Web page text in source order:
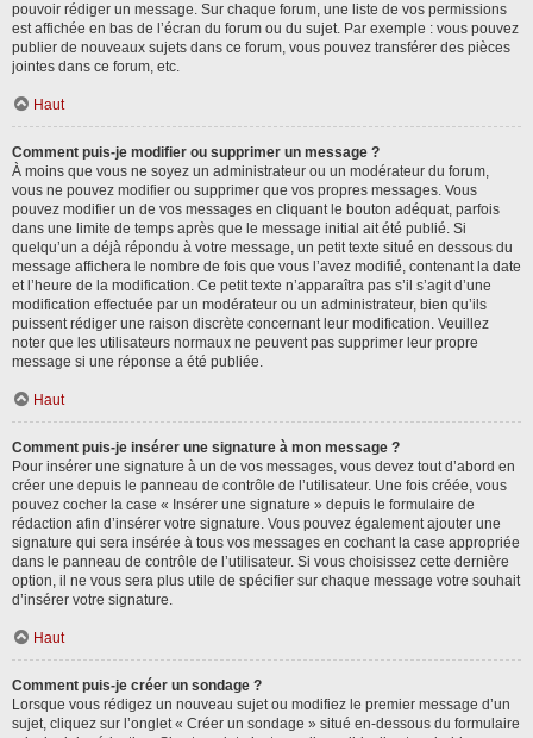
pouvoir rédiger un message. Sur chaque forum, une liste de vos permissions
est affichée en bas de l’écran du forum ou du sujet. Par exemple : vous pouvez
publier de nouveaux sujets dans ce forum, vous pouvez transférer des pièces
jointes dans ce forum, etc.
Haut
Comment puis-je modifier ou supprimer un message ?
À moins que vous ne soyez un administrateur ou un modérateur du forum,
vous ne pouvez modifier ou supprimer que vos propres messages. Vous
pouvez modifier un de vos messages en cliquant le bouton adéquat, parfois
dans une limite de temps après que le message initial ait été publié. Si
quelqu’un a déjà répondu à votre message, un petit texte situé en dessous du
message affichera le nombre de fois que vous l’avez modifié, contenant la date
et l’heure de la modification. Ce petit texte n’apparaîtra pas s’il s’agit d’une
modification effectuée par un modérateur ou un administrateur, bien qu’ils
puissent rédiger une raison discrète concernant leur modification. Veuillez
noter que les utilisateurs normaux ne peuvent pas supprimer leur propre
message si une réponse a été publiée.
Haut
Comment puis-je insérer une signature à mon message ?
Pour insérer une signature à un de vos messages, vous devez tout d’abord en
créer une depuis le panneau de contrôle de l’utilisateur. Une fois créée, vous
pouvez cocher la case « Insérer une signature » depuis le formulaire de
rédaction afin d’insérer votre signature. Vous pouvez également ajouter une
signature qui sera insérée à tous vos messages en cochant la case appropriée
dans le panneau de contrôle de l’utilisateur. Si vous choisissez cette dernière
option, il ne vous sera plus utile de spécifier sur chaque message votre souhait
d’insérer votre signature.
Haut
Comment puis-je créer un sondage ?
Lorsque vous rédigez un nouveau sujet ou modifiez le premier message d’un
sujet, cliquez sur l’onglet « Créer un sondage » situé en-dessous du formulaire